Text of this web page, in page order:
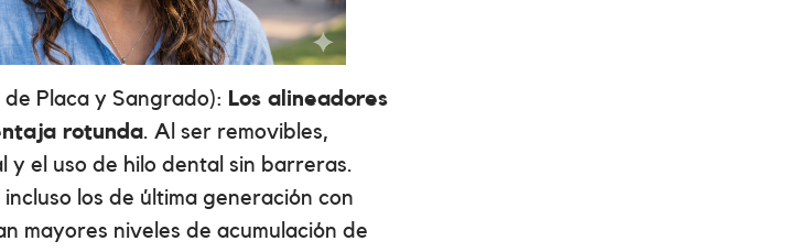
Placa y Sangrado): Los alineadores
rotunda. Al ser removibles,
y el uso de hilo dental sin barreras.
los de última generación con
mayores niveles de acumulación de